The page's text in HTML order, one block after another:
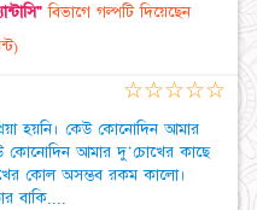
বিভাগে গল্পটি দিয়েছেন
হয়নি। কেউ কোনোদিন আমার
কোনোদিন আমার দু'চোখের কাছে
কোল অসম্ভব রকম কালো।
বাকি....
☆☆☆☆☆